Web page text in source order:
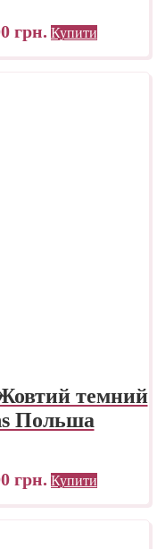
грн. Купити
темний
Польша
грн. Купити